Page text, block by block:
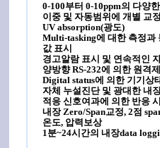
0-100부터 0-10ppm의 다양
이중 및 자동범위에 개별 교
UV absorption(광도)
Multi-tasking에 대한 측정과
값 표시
경고알람 표시 및 연속적인
양방향 RS-232에 의한 원격
Digital status에 의한 기기상
자체 누설진단 및 광대한 내
적응 신호여과에 의한 반응
내장 Zero/Span교정, 2점
온도, 압력보상
1분~24시간의 내장data